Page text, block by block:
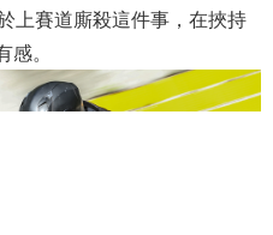
上賽道廝殺這件事，在挾持
感。